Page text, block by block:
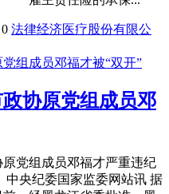
0 法律经济医疗股份有限公
协原党组成员邓
党组成员邓福才严重违纪
央纪委国家监委网站讯 据